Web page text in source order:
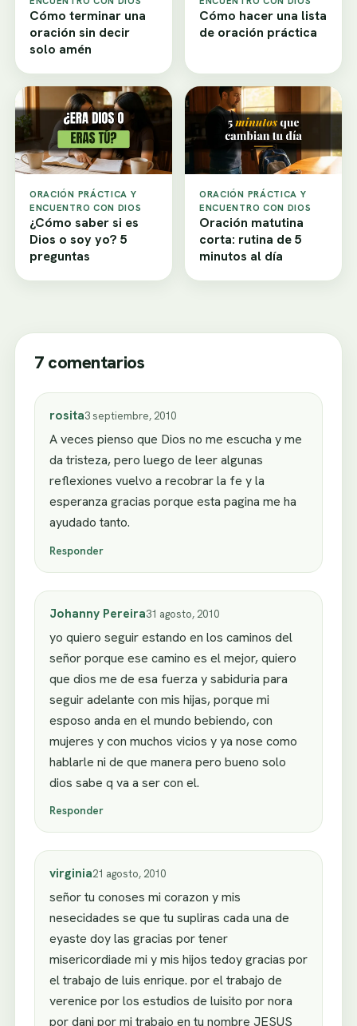
Cómo terminar una
oración sin decir
solo amén
Cómo hacer una lista
de oración práctica
ORACIÓN PRÁCTICA Y
ENCUENTRO CON DIOS
¿Cómo saber si es
Dios o soy yo? 5
preguntas
ORACIÓN PRÁCTICA Y
ENCUENTRO CON DIOS
Oración matutina
corta: rutina de 5
minutos al día
7 comentarios
rosita3 septiembre, 2010
A veces pienso que Dios no me escucha y me
da tristeza, pero luego de leer algunas
reflexiones vuelvo a recobrar la fe y la
esperanza gracias porque esta pagina me ha
ayudado tanto.
Responder
Johanny Pereira31 agosto, 2010
yo quiero seguir estando en los caminos del
señor porque ese camino es el mejor, quiero
que dios me de esa fuerza y sabiduria para
seguir adelante con mis hijas, porque mi
esposo anda en el mundo bebiendo, con
mujeres y con muchos vicios y ya nose como
hablarle ni de que manera pero bueno solo
dios sabe q va a ser con el.
Responder
virginia21 agosto, 2010
señor tu conoses mi corazon y mis
nesecidades se que tu supliras cada una de
eyaste doy las gracias por tener
misericordiade mi y mis hijos tedoy gracias por
el trabajo de luis enrique. por el trabajo de
verenice por los estudios de luisito por nora
por dani por mi trabajo en tu nombre JESUS